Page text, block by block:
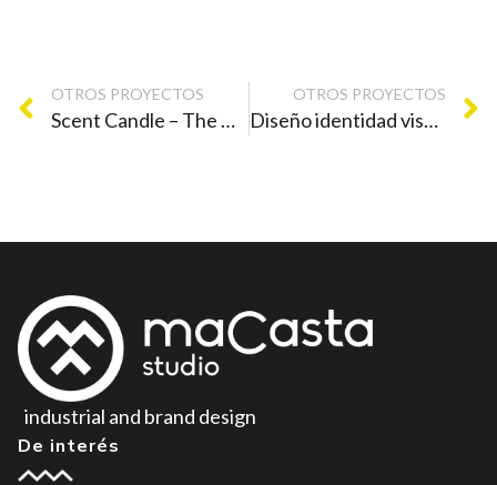
OTROS PROYECTOS
Scent Candle – The Aroma Trace – Diseño producto – Branding
OTROS PROYECTOS
Diseño identidad visual vinos – Bodegas salado – Branding
industrial and brand design
De interés